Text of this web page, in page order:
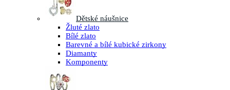
Dětské náušnice
Žluté zlato
Bílé zlato
Barevné a bílé kubické zirkony
Diamanty
Komponenty